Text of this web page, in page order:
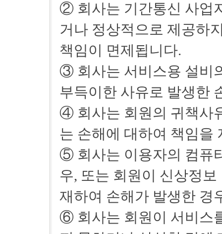
② 회사는 기간통신 사업
거나 정상적으로 제공하
책임이 면제됩니다.
③ 회사는 서비스용 설비
부득이한 사유로 발생한
④ 회사는 회원의 귀책사
는 손해에 대하여 책임을
⑤ 회사는 이용자의 컴퓨
우, 또는 회원이 신상정
재하여 손해가 발생한 경
⑥ 회사는 회원이 서비스